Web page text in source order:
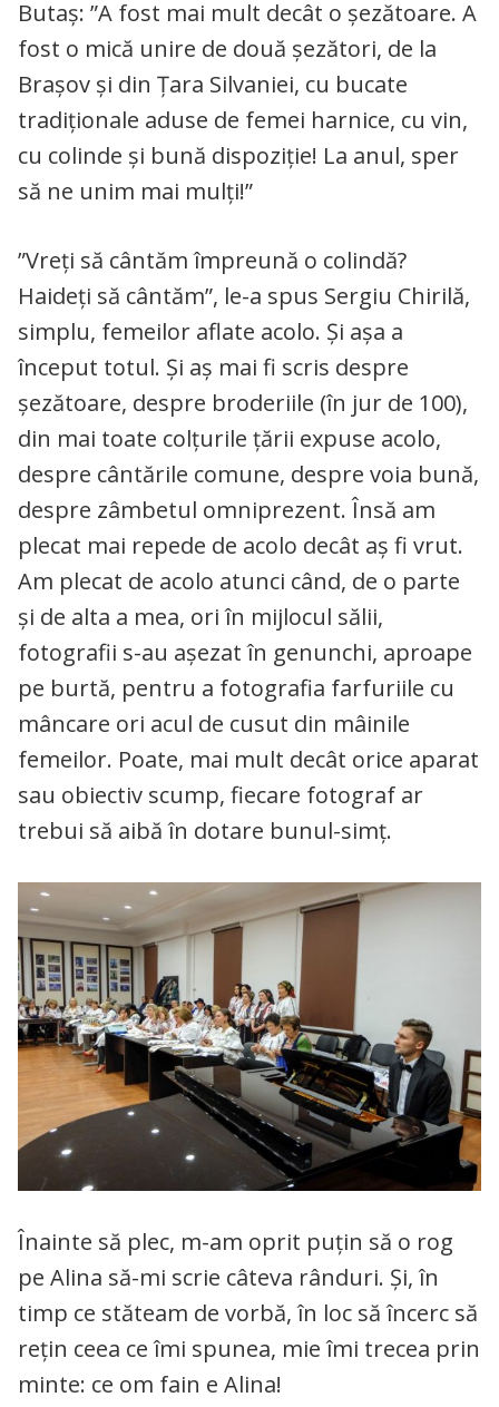
Butaș: ”A fost mai mult decât o şezătoare. A
fost o mică unire de două șezători, de la
Brașov și din Țara Silvaniei, cu bucate
tradiționale aduse de femei harnice, cu vin,
cu colinde și bună dispoziție! La anul, sper
să ne unim mai mulți!”
”Vreți să cântăm împreună o colindă?
Haideți să cântăm”, le-a spus Sergiu Chirilă,
simplu, femeilor aflate acolo. Și așa a
început totul. Și aș mai fi scris despre
șezătoare, despre broderiile (în jur de 100),
din mai toate colțurile țării expuse acolo,
despre cântările comune, despre voia bună,
despre zâmbetul omniprezent. Însă am
plecat mai repede de acolo decât aș fi vrut.
Am plecat de acolo atunci când, de o parte
și de alta a mea, ori în mijlocul sălii,
fotografii s-au așezat în genunchi, aproape
pe burtă, pentru a fotografia farfuriile cu
mâncare ori acul de cusut din mâinile
femeilor. Poate, mai mult decât orice aparat
sau obiectiv scump, fiecare fotograf ar
trebui să aibă în dotare bunul-simț.
Înainte să plec, m-am oprit puțin să o rog
pe Alina să-mi scrie câteva rânduri. Și, în
timp ce stăteam de vorbă, în loc să încerc să
rețin ceea ce îmi spunea, mie îmi trecea prin
minte: ce om fain e Alina!